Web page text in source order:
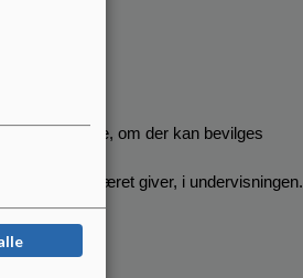
vurdere, om der kan bevilges
afbræk, fraværet giver, i undervisningen.